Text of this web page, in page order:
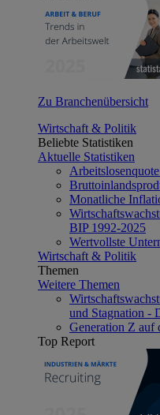
Zu Branchenübersicht
Wirtschaft & Politik
Beliebte Statistiken
Aktuelle Statistiken
Monatliche
BIP 1992-2025
Wertvollste
Wirtschaft & Politik
Themen
Weitere Themen
und Stagnation -
Generation Z auf
Top Report